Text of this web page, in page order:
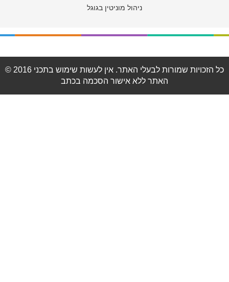
ניהול מוניטין בגוגל
© 2016 כל הזכויות שמורות לבעלי האתר. אין לעשות שימוש בתכני
האתר ללא אישור הסכמה בכתב